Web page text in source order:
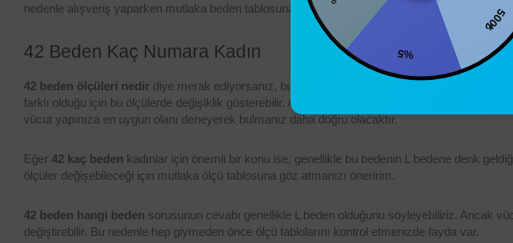
nedenle alışveriş yaparken mutlaka beden tablosuna bakmak önemlidir.
42 Beden Kaç Numara Kadın
42 beden ölçüleri nedir diye merak ediyorsanız, bu beden genellikle 48-50 kilo arası kadınlar
farklı olduğu için bu ölçülerde değişiklik gösterebilir. Ancak
olmalı sorusuna
vücut yapınıza en uygun olanı deneyerek bulmanız daha doğru olacaktır.
Eğer 42 kaç beden kadınlar için önemli bir konu ise, genellikle bu bedenin L bedene denk
ölçüler değişebileceği için mutlaka ölçü tablosuna göz atmanızı öneririm.
42 beden hangi beden sorusunun cevabı genellikle L beden olduğunu söyleyebiliriz. Ancak
değiştirebilir. Bu nedenle hep giymeden önce ölçü tablolarını kontrol etmenizde fayda var.